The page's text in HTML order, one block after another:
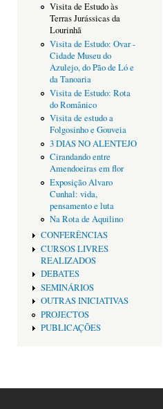
Visita de Estudo às
Terras Jurássicas da
Lourinhã
Visita de Estudo: Ovar -
Cidade Museu do
Azulejo, do Pão de Ló e
da Tanoaria
Visita de Estudo: Rota
do Românico
Visita de estudo a
Folgosinho e Gouveia
3 DIAS NO ALENTEJO
Cirandando entre
Amendoeiras em flor
Exposição Alvaro
Cunhal: vida,
pensamento e luta
Na Rota de Aquilino
CONFERÊNCIAS
CURSOS LIVRES
REALIZADOS
DEBATES
SEMINÁRIOS
OUTRAS INICIATIVAS
PROJECTOS
PUBLICAÇÕES